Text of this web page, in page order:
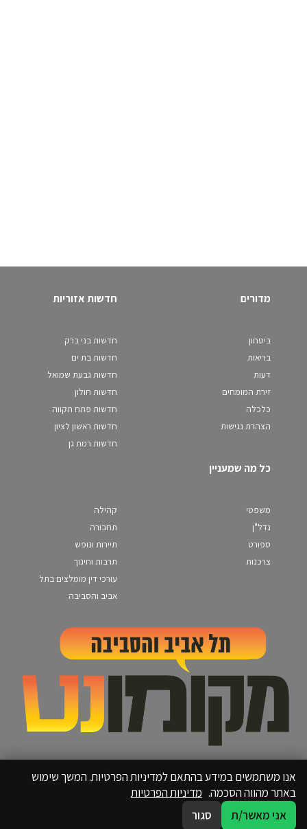
מדורים
ביטחון
בריאות
דעות
זירת המומחים
כלכלה
הצהרת נגישות
חדשות אזוריות
חדשות בני ברק
חדשות בת ים
חדשות גבעת שמואל
חדשות חולון
חדשות פתח תקווה
חדשות ראשון לציון
חדשות רמת גן
כל מה שמעניין
משפטי
נדל"ן
ספורט
צרכנות
קהילה
תחבורה
תיירות ונופש
תרבות וחינוך
עורכי דין מומלצים בתל
אביב והסביבה
אנו משתמשים במידע בהתאם למדיניות הפרטיות. המשך שימוש
באתר מהווה הסכמה. מדיניות הפרטיות
אני מאשר/ת
סגור